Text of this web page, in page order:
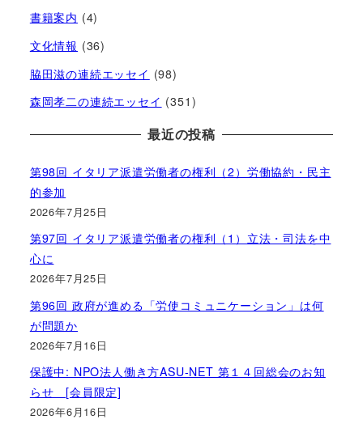
書籍案内 (4)
文化情報 (36)
脇田滋の連続エッセイ (98)
森岡孝二の連続エッセイ (351)
最近の投稿
第98回 イタリア派遣労働者の権利（2）労働協約・民主
的参加
2026年7月25日
第97回 イタリア派遣労働者の権利（1）立法・司法を中
心に
2026年7月25日
第96回 政府が進める「労使コミュニケーション」は何
が問題か
2026年7月16日
保護中: NPO法人働き方ASU-NET 第１４回総会のお知
らせ [会員限定]
2026年6月16日